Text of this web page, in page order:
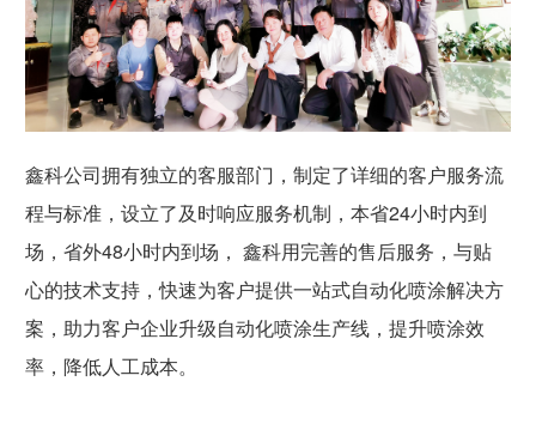
鑫科公司拥有独立的客服部门，制定了详细的客户服务流
程与标准，设立了及时响应服务机制，本省24小时内到
场，省外48小时内到场， 鑫科用完善的售后服务，与贴
心的技术支持，快速为客户提供一站式自动化喷涂解决方
案，助力客户企业升级自动化喷涂生产线，提升喷涂效
率，降低人工成本。